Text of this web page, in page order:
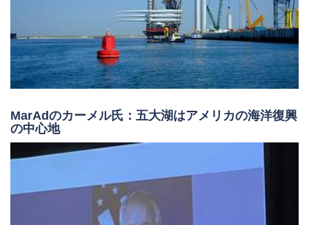
MarAdのカーメル氏：五大湖はアメリカの海洋復興